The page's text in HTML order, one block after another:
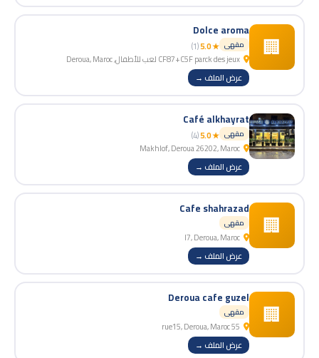
🏢
Dolce aroma
مقهى ★ 5.0
(1)
عرض الملف →
Café alkhayrat
مقهى ★ 5.0
(4)
عرض الملف →
🏢
Cafe shahrazad
مقهى
عرض الملف →
🏢
Deroua cafe guzel
مقهى
عرض الملف →